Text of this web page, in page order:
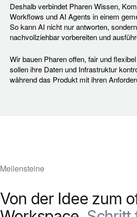
Deshalb verbindet Pharen Wissen,
Workflows und AI Agents in einem
So kann AI nicht nur antworten,
nachvollziehbar vorbereiten und
Wir bauen Pharen offen, fair und
sollen ihre Daten und Infrastruktur
während das Produkt mit ihren
Meilensteine
Von der Idee zum